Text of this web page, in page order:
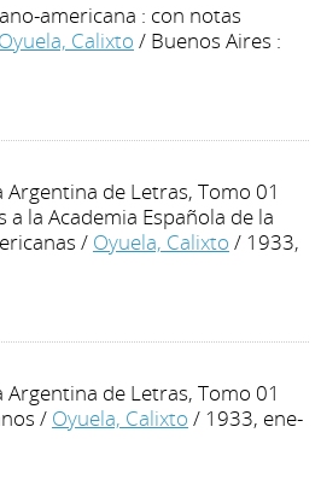
americana : con notas
Oyuela, Calixto / Buenos Aires :
de Letras, Tomo 01
la Academia Española de la
/ Oyuela, Calixto / 1933,
de Letras, Tomo 01
/ Oyuela, Calixto / 1933, ene-